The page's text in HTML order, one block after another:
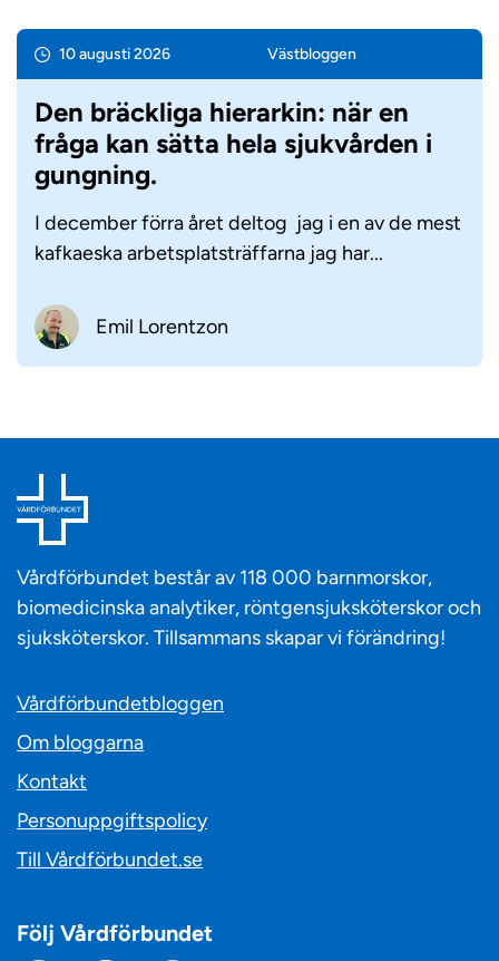
10 augusti 2026 Väst­bloggen
Den bräckliga hierarkin: när en
fråga kan sätta hela sjukvården i
gungning.
I december förra året deltog jag i en av de mest
kafkaeska arbetsplatsträffarna jag har...
Emil Lorentzon
Vårdförbundet består av 118 000 barnmorskor,
biomedicinska analytiker, röntgensjuksköterskor och
sjuksköterskor. Tillsammans skapar vi förändring!
Vårdförbundetbloggen
Om bloggarna
Kontakt
Personuppgiftspolicy
Till Vårdförbundet.se
Följ Vårdförbundet